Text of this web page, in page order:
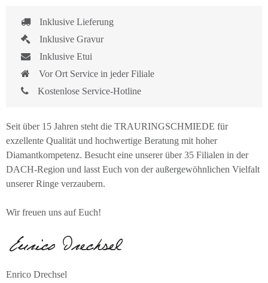
Inklusive Lieferung
Inklusive Gravur
Inklusive Etui
Vor Ort Service in jeder Filiale
Kostenlose Service-Hotline
Seit über 15 Jahren steht die TRAURINGSCHMIEDE für
exzellente Qualität und hochwertige Beratung mit hoher
Diamantkompetenz. Besucht eine unserer über 35 Filialen in der
DACH-Region und lasst Euch von der außergewöhnlichen Vielfalt
unserer Ringe verzaubern.
Wir freuen uns auf Euch!
Enrico Drechsel